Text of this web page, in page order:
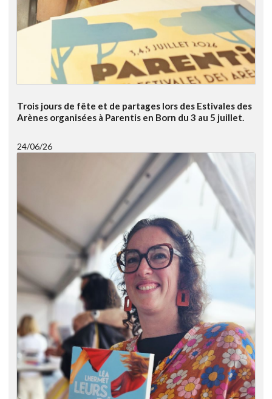
Trois jours de fête et de partages lors des Estivales des
Arènes organisées à Parentis en Born du 3 au 5 juillet.
24/06/26